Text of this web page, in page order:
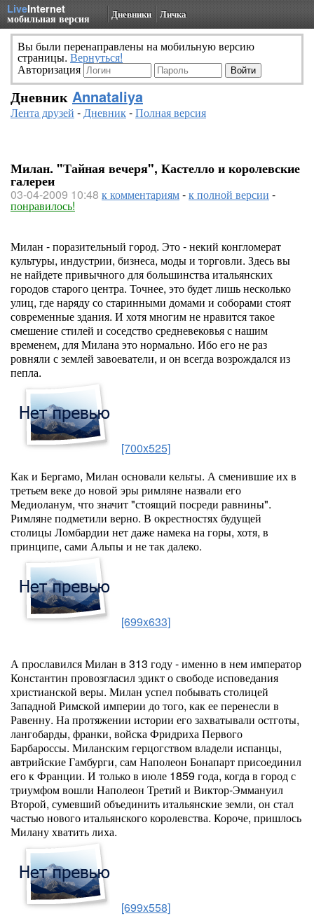
LiveInternet
мобильная версия Дневники Личка
Вы были перенаправлены на мобильную версию
страницы. Вернуться!
Авторизация
Дневник Annataliya
Лента друзей -Дневник-Полная версия
Милан. "Тайная вечеря", Кастелло и королевские
галереи
03-04-2009 10:48 к комментариям-к полной версии -
понравилось!
Милан - поразительный город. Это - некий конгломерат
культуры, индустрии, бизнеса, моды и торговли. Здесь вы
не найдете привычного для большинства итальянских
городов старого центра. Точнее, это будет лишь несколько
улиц, где наряду со старинными домами и соборами стоят
современные здания. И хотя многим не нравится такое
смешение стилей и соседство средневековья с нашим
временем, для Милана это нормально. Ибо его не раз
ровняли с землей завоеватели, и он всегда возрождался из
пепла.
[700x525]
Как и Бергамо, Милан основали кельты. А сменившие их в
третьем веке до новой эры римляне назвали его
Медиоланум, что значит "стоящий посреди равнины".
Римляне подметили верно. В окрестностях будущей
столицы Ломбардии нет даже намека на горы, хотя, в
принципе, сами Альпы и не так далеко.
[699x633]
А прославился Милан в 313 году - именно в нем император
Константин провозгласил эдикт о свободе исповедания
христианской веры. Милан успел побывать столицей
Западной Римской империи до того, как ее перенесли в
Равенну. На протяжении истории его захватывали остготы,
лангобарды, франки, войска Фридриха Первого
Барбароссы. Миланским герцогством владели испанцы,
автрийские Гамбурги, сам Наполеон Бонапарт присоединил
его к Франции. И только в июле 1859 года, когда в город с
триумфом вошли Наполеон Третий и Виктор-Эммануил
Второй, сумевший объединить итальянские земли, он стал
частью нового итальянского королевства. Короче, пришлось
Милану хватить лиха.
[699x558]